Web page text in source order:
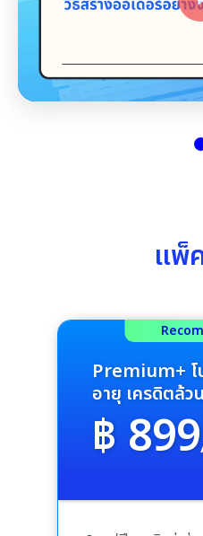
แพ็
Premium+ โ
อายุ เครดิตล้
฿ 899